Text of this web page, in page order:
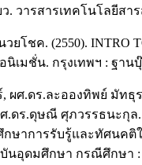
. วารสารเทคโนโลยีสาร
ยโชค. (2550). INTRO
นิเมชั่น. กรุงเทพฯ : ฐาน
ผศ.ดร.ละอองทิพย์ มัทธุ
.ดร.ดุษณี ศุภวรรธนะกุล.
กษาการรับรู้และทัศนคติ
นอุดมศึกษา กรณีศึกษา